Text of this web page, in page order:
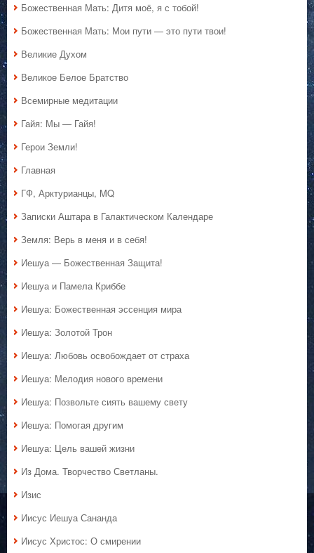
Божественная Мать: Дитя моё, я с тобой!
Божественная Мать: Мои пути — это пути твои!
Великие Духом
Великое Белое Братство
Всемирные медитации
Гайя: Мы — Гайя!
Герои Земли!
Главная
ГФ, Арктурианцы, MQ
Записки Аштара в Галактическом Календаре
Земля: Верь в меня и в себя!
Иешуа — Божественная Защита!
Иешуа и Памела Криббе
Иешуа: Божественная эссенция мира
Иешуа: Золотой Трон
Иешуа: Любовь освобождает от страха
Иешуа: Мелодия нового времени
Иешуа: Позвольте сиять вашему свету
Иешуа: Помогая другим
Иешуа: Цель вашей жизни
Из Дома. Творчество Светланы.
Изис
Иисус Иешуа Сананда
Иисус Христос: О смирении